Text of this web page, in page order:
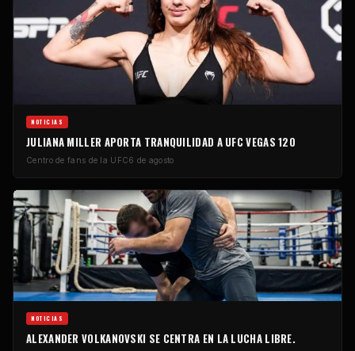
NOTICIAS
JULIANA MILLER APORTA TRANQUILIDAD A UFC VEGAS 120
Centro de fans de la UFC6 de agosto
NOTICIAS
ALEXANDER VOLKANOVSKI SE CENTRA EN LA LUCHA LIBRE.